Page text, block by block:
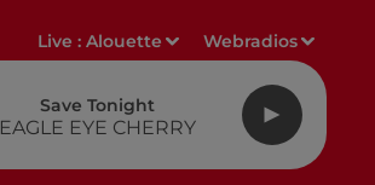
Live :Alouette Webradios
Save Tonight
EAGLE EYE CHERRY